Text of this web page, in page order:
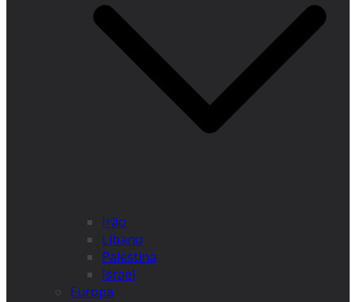
Irão
Líbano
Palestina
Israel
Europa